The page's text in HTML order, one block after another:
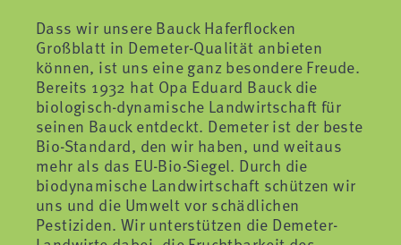
Dass wir unsere Bauck Haferflocken
Großblatt in Demeter-Qualität anbieten
können, ist uns eine ganz besondere Freude.
Bereits 1932 hat Opa Eduard Bauck die
biologisch-dynamische Landwirtschaft für
seinen Bauck entdeckt. Demeter ist der beste
Bio-Standard, den wir haben, und weitaus
mehr als das EU-Bio-Siegel. Durch die
biodynamische Landwirtschaft schützen wir
uns und die Umwelt vor schädlichen
Pestiziden. Wir unterstützen die Demeter-